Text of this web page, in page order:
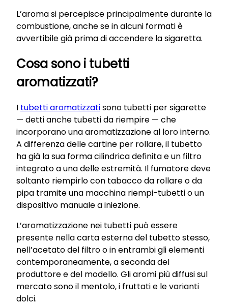
L’aroma si percepisce principalmente durante la
combustione, anche se in alcuni formati è
avvertibile già prima di accendere la sigaretta.
Cosa sono i tubetti
aromatizzati?
I tubetti aromatizzatisono tubetti per sigarette
— detti anche tubetti da riempire — che
incorporano una aromatizzazione al loro interno.
A differenza delle cartine per rollare, il tubetto
ha già la sua forma cilindrica definita e un filtro
integrato a una delle estremità. Il fumatore deve
soltanto riempirlo con tabacco da rollare o da
pipa tramite una macchina riempi-tubetti o un
dispositivo manuale a iniezione.
L’aromatizzazione nei tubetti può essere
presente nella carta esterna del tubetto stesso,
nell’acetato del filtro o in entrambi gli elementi
contemporaneamente, a seconda del
produttore e del modello. Gli aromi più diffusi sul
mercato sono il mentolo, i fruttati e le varianti
dolci.